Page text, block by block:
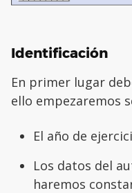
Identificación
En primer lugar
ello empezaremos
El año de
Los datos del
haremos